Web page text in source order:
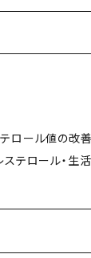
ロール値の改
づくりにも、新
味が違います。 使